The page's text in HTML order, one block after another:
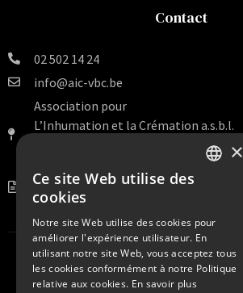
Contact
02 502 14 24
info@aic-vbc.be
Association pour
L’Inhumation et la Crémation a.s.b.l.
BE 0456.099.938
×
Ce site Web utilise des
cookies
Notre site Web utilise des cookies pour
améliorer l'expérience utilisateur. En
utilisant notre site Web, vous acceptez tous
les cookies conformément à notre Politique
relative aux cookies. En savoir plus